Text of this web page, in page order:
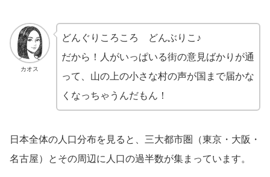
カオス
どんぐりころころ どんぶりこ♪
だから！人がいっぱいる街の意見ばかりが通
って、山の上の小さな村の声が国まで届かな
くなっちゃうんだもん！
日本全体の人口分布を見ると、三大都市圏（東京・大阪・
名古屋）とその周辺に人口の過半数が集まっています。